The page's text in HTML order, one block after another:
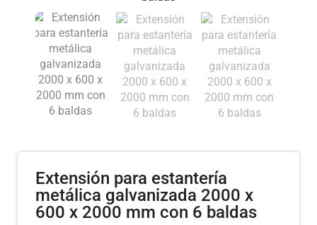
Extensión para estantería
metálica galvanizada 2000 x
600 x 2000 mm con 6 baldas